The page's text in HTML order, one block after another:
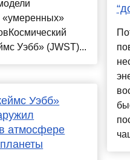
Уэбб» (JWST)...
Уэбб»
атмосфере